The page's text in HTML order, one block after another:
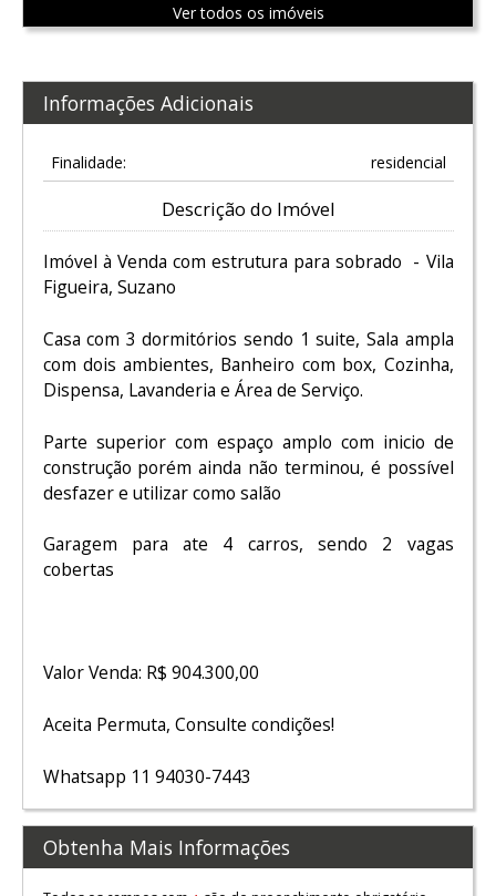
Ver todos os imóveis
Informações Adicionais
Finalidade: residencial
Descrição do Imóvel
Imóvel à Venda com estrutura para sobrado - Vila
Figueira, Suzano
Casa com 3 dormitórios sendo 1 suite, Sala ampla
com dois ambientes, Banheiro com box, Cozinha,
Dispensa, Lavanderia e Área de Serviço.
Parte superior com espaço amplo com inicio de
construção porém ainda não terminou, é possível
desfazer e utilizar como salão
Garagem para ate 4 carros, sendo 2 vagas
cobertas
Valor Venda: R$ 904.300,00
Aceita Permuta, Consulte condições!
Whatsapp 11 94030-7443
Obtenha Mais Informações